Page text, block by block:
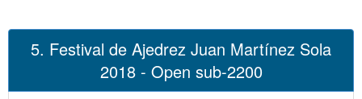
5. Festival de Ajedrez Juan Martínez Sola
2018 - Open sub-2200